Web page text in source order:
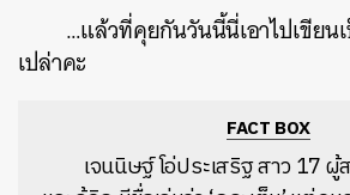
…แล้วที่คุยกันวันนี้นี่เอาไปเขียน
เปล่าคะ
FACT BOX
เจนนิษฐ์ โอ่ประเสริฐ สาว 17